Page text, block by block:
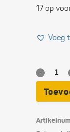
17 op
Voeg
Leioog
met
voering